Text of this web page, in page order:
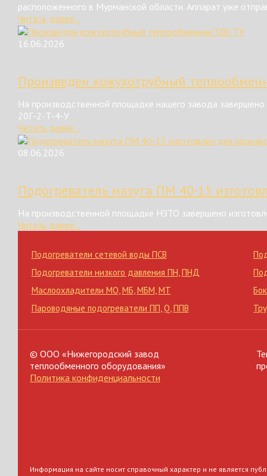
расположенного в Мурманской области. Аппарат уже
Читать далее...
16.06.2026
Произведен кожухотрубный
На производственной площадке нашего завода
20Г-2-Т-4-У
Читать далее...
08.06.2026
Подогреватель мазута ПМ 40-15
На производственной площадке НЗТО завершено
Читать далее...
Подогреватели сетевой воды ПСВ
Подогреватели низкого давления ПН,ПНД
Маслоохладители МО,МБ,МБМ,МТ
Пароводяные подогреватели ПП,Q,ППВ
© ООО «Нижегородский завод
теплообменного оборудования»
Политика конфиденциальности
Информация на сайте носит справочный характер и не является